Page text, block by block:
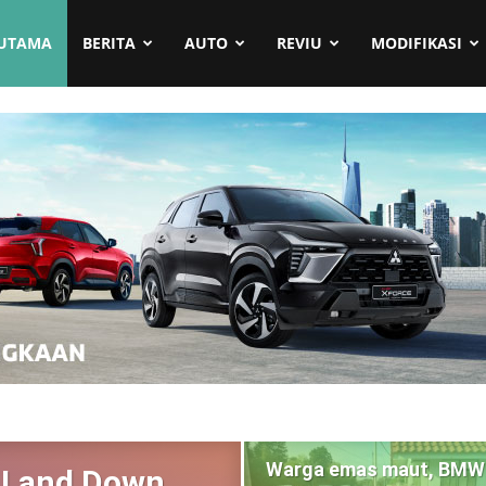
BERITA AUTO REVIU MODIFIKASI
Warga emas maut, BMW